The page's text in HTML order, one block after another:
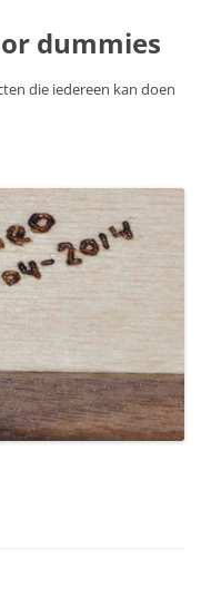
dummies
die iedereen kan doen